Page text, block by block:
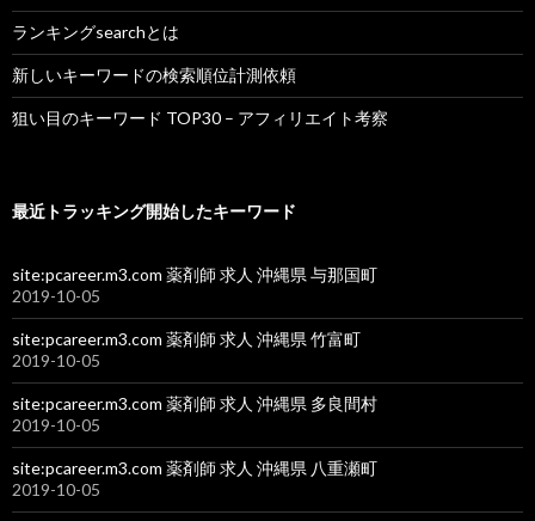
ランキングsearchとは
新しいキーワードの検索順位計測依頼
狙い目のキーワード TOP30 – アフィリエイト考察
最近トラッキング開始したキーワード
site:pcareer.m3.com 薬剤師 求人 沖縄県 与那国町
2019-10-05
site:pcareer.m3.com 薬剤師 求人 沖縄県 竹富町
2019-10-05
site:pcareer.m3.com 薬剤師 求人 沖縄県 多良間村
2019-10-05
site:pcareer.m3.com 薬剤師 求人 沖縄県 八重瀬町
2019-10-05